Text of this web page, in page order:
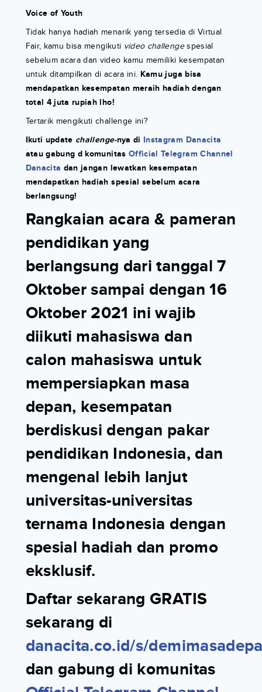
Voice of Youth
Tidak hanya hadiah menarik yang tersedia di Virtual
Fair, kamu bisa mengikuti video challengespesial
sebelum acara dan video kamu memiliki kesempatan
untuk ditampilkan di acara ini. Kamu juga bisa
mendapatkan kesempatan meraih hadiah dengan
total 4 juta rupiah lho!
Tertarik mengikuti challenge ini?
Ikuti update challenge-nya di Instagram Danacita
atau gabung d komunitas Official Telegram Channel
Danacita dan jangan lewatkan kesempatan
mendapatkan hadiah spesial sebelum acara
berlangsung!
Rangkaian acara & pameran
pendidikan yang
berlangsung daritanggal 7
Oktober sampai dengan 16
Oktober 2021 ini wajib
diikuti mahasiswa dan
calon mahasiswa untuk
mempersiapkan masa
depan, kesempatan
berdiskusi dengan pakar
pendidikan Indonesia, dan
mengenal lebih lanjut
universitas-universitas
ternama Indonesia dengan
spesial hadiah dan promo
eksklusif.
Daftar sekarang GRATIS
sekarang di
danacita.co.id/s/
dan gabung di komunitas